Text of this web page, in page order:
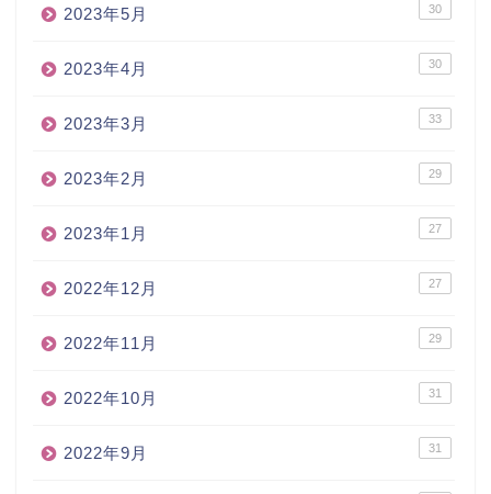
2023年5月 30
2023年4月 30
2023年3月 33
2023年2月 29
2023年1月 27
2022年12月 27
2022年11月 29
2022年10月 31
2022年9月 31